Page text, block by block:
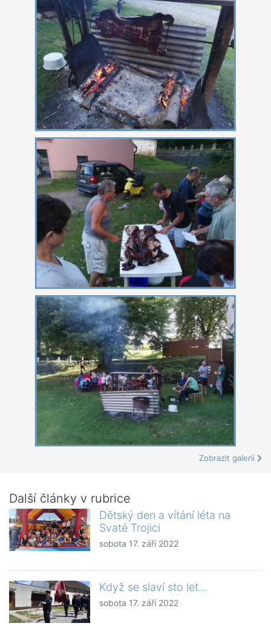
Zobrazit galerii
Další články v rubrice
Dětský den a vítání léta na
Svaté Trojici
sobota 17. září 2022
Když se slaví sto let…
sobota 17. září 2022